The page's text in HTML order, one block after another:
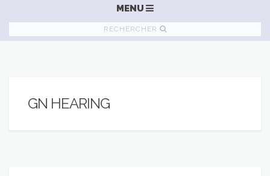
MENU
RECHERCHER
GN HEARING